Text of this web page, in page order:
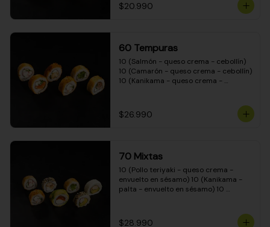
$20.990
60 Tempuras
10 (Salmón - queso crema - cebollín)
10 (Camarón - queso crema - cebollín)
10 (Kanikama - queso crema -
crema - cebollín) 10 (Carne - queso
crema - cebollín)
$26.990
70 Mixtas
10 (Pollo teriyaki - queso crema -
envuelto en sésamo) 10 (Kanikama -
palta - envuelto en sésamo) 10
- envuelto en queso crema) 10
$28.990